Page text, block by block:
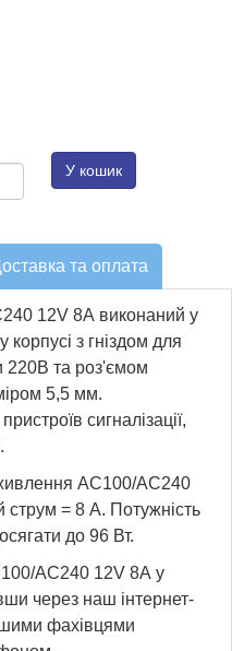
та оплата
12V 8А виконаний у
з гніздом для
220В та роз'ємом
5,5 мм.
сигналізації,
AC100/AС240
струм = 8 А. Потужність
до 96 Вт.
AС240 12V 8А у
через наш інтернет-
фахівцями